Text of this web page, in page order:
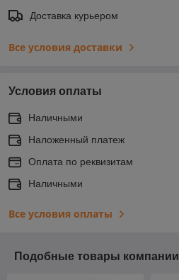
Доставка курьером
Все условия доставки
Условия оплаты
Наличными
Наложенный платеж
Оплата по реквизитам
Наличными
Все условия оплаты
Подобные товары компании